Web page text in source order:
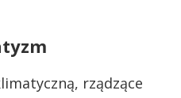
rządzące